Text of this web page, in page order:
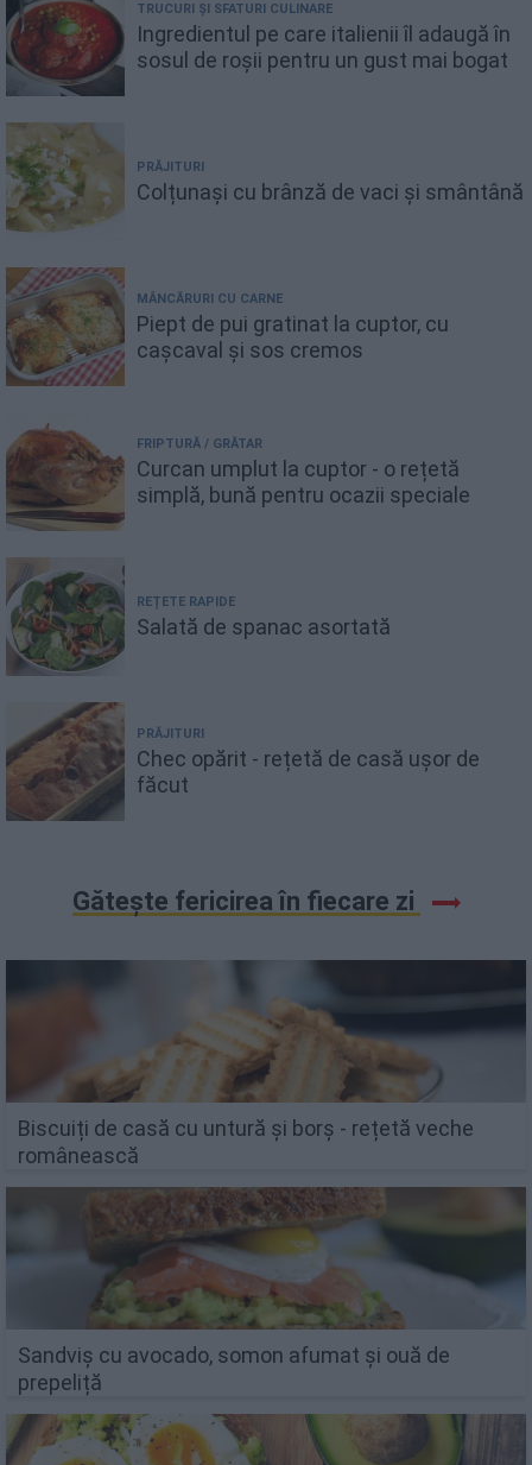
TRUCURI ȘI SFATURI CULINARE
Ingredientul pe care italienii îl adaugă în
sosul de roșii pentru un gust mai bogat
PRĂJITURI
Colțunași cu brânză de vaci și smântână
MÂNCĂRURI CU CARNE
Piept de pui gratinat la cuptor, cu
cașcaval și sos cremos
FRIPTURĂ / GRĂTAR
Curcan umplut la cuptor - o rețetă
simplă, bună pentru ocazii speciale
REȚETE RAPIDE
Salată de spanac asortată
PRĂJITURI
Chec opărit - rețetă de casă ușor de
făcut
Gătește fericirea în fiecare zi
Biscuiți de casă cu untură și borș - rețetă veche
românească
Sandviș cu avocado, somon afumat și ouă de
prepeliță